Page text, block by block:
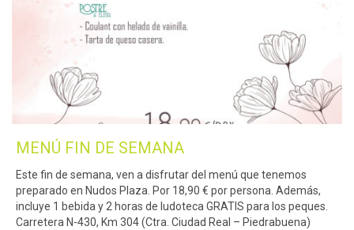
MENÚ FIN DE SEMANA
Este fin de semana, ven a disfrutar del menú que tenemos
preparado en Nudos Plaza. Por 18,90 € por persona. Además,
incluye 1 bebida y 2 horas de ludoteca GRATIS para los peques.
Carretera N-430, Km 304 (Ctra. Ciudad Real – Piedrabuena)